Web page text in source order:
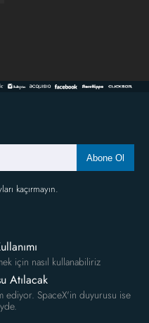
Abone Ol
kaçırmayın.
için nasıl kullanabiliriz
Atılacak
ediyor. SpaceX'in duyurusu ise